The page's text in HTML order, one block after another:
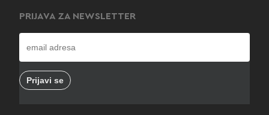
PRIJAVA ZA NEWSLETTER